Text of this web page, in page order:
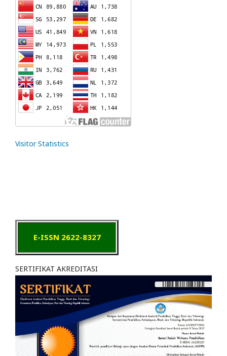
Visitor Statistics
E-ISSN 2622-8327
SERTIFIKAT AKREDITASI